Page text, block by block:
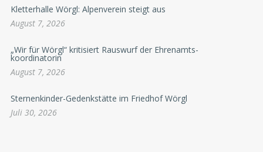
Kletterhalle Wörgl: Alpenverein steigt aus
August 7, 2026
„Wir für Wörgl“ kritisiert Rauswurf der Ehrenamts-
koordinatorin
August 7, 2026
Sternenkinder-Gedenkstätte im Friedhof Wörgl
Juli 30, 2026